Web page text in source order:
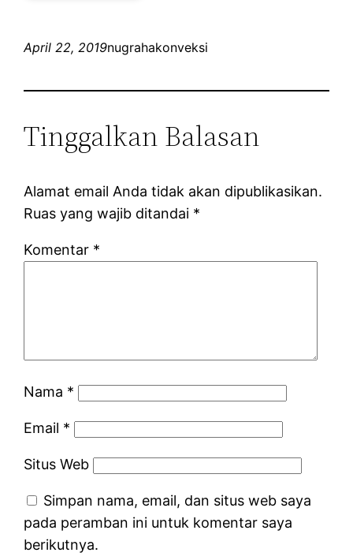
April 22, 2019nugrahakonveksi
Tinggalkan Balasan
Alamat email Anda tidak akan dipublikasikan.
Ruas yang wajib ditandai *
Komentar *
Nama *
Email *
Situs Web
Simpan nama, email, dan situs web saya
pada peramban ini untuk komentar saya
berikutnya.